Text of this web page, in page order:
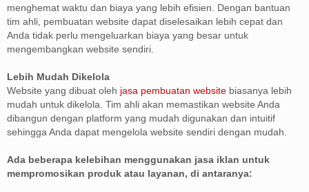
menghemat waktu dan biaya yang lebih efisien. Dengan bantuan
tim ahli, pembuatan website dapat diselesaikan lebih cepat dan
Anda tidak perlu mengeluarkan biaya yang besar untuk
mengembangkan website sendiri.
Lebih Mudah Dikelola
Website yang dibuat oleh jasa pembuatan website biasanya lebih
mudah untuk dikelola. Tim ahli akan memastikan website Anda
dibangun dengan platform yang mudah digunakan dan intuitif
sehingga Anda dapat mengelola website sendiri dengan mudah.
Ada beberapa kelebihan menggunakan jasa iklan untuk
mempromosikan produk atau layanan, di antaranya: